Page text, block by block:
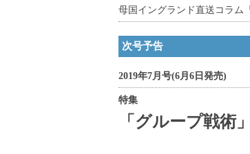
母国イングランド直送コラム
次号予告
2019年7月号(6月6日発売)
特集
「グループ戦術」